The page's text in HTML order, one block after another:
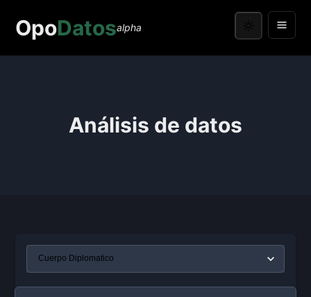
OpoDatosalpha
Análisis de datos